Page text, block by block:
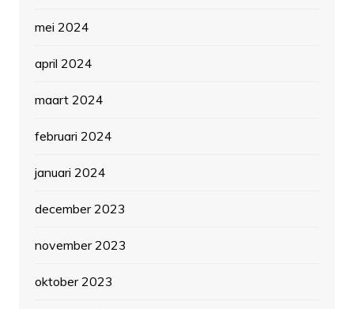
mei 2024
april 2024
maart 2024
februari 2024
januari 2024
december 2023
november 2023
oktober 2023